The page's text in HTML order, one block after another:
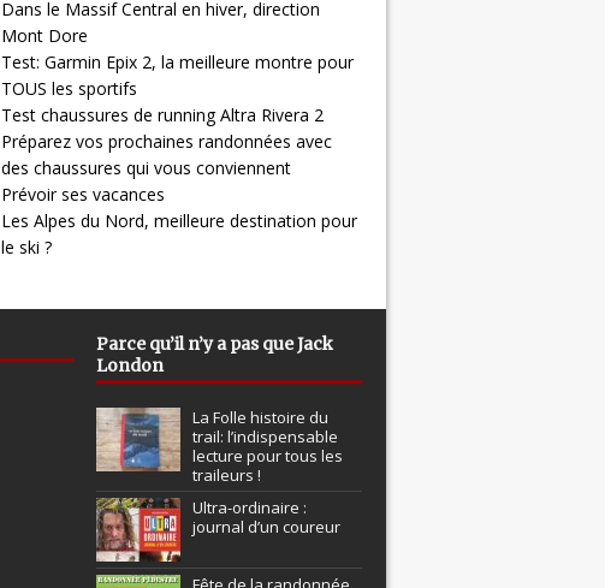
Dans le Massif Central en hiver, direction
Mont Dore
Test: Garmin Epix 2, la meilleure montre pour
TOUS les sportifs
Test chaussures de running Altra Rivera 2
Préparez vos prochaines randonnées avec
des chaussures qui vous conviennent
Prévoir ses vacances
Les Alpes du Nord, meilleure destination pour
le ski ?
Parce qu’il n’y a pas que Jack
London
La Folle histoire du
trail: l’indispensable
lecture pour tous les
traileurs !
Ultra-ordinaire :
journal d’un coureur